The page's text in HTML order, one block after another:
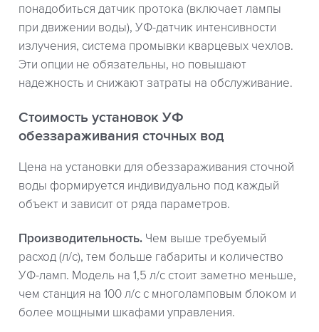
понадобиться датчик протока (включает лампы
при движении воды), УФ-датчик интенсивности
излучения, система промывки кварцевых чехлов.
Эти опции не обязательны, но повышают
надежность и снижают затраты на обслуживание.
Стоимость установок УФ
обеззараживания сточных вод
Цена на установки для обеззараживания сточной
воды формируется индивидуально под каждый
объект и зависит от ряда параметров.
Производительность. Чем выше требуемый
расход (л/с), тем больше габариты и количество
УФ-ламп. Модель на 1,5 л/с стоит заметно меньше,
чем станция на 100 л/с с многоламповым блоком и
более мощными шкафами управления.